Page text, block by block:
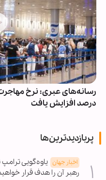
درصد افزایش یافت
پربازدیدترین‌ها
اخبار جهان یاوه‌گویی ترامپ
رهبر آن را هدف قرار